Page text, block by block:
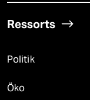
Ressorts
Politik
Öko